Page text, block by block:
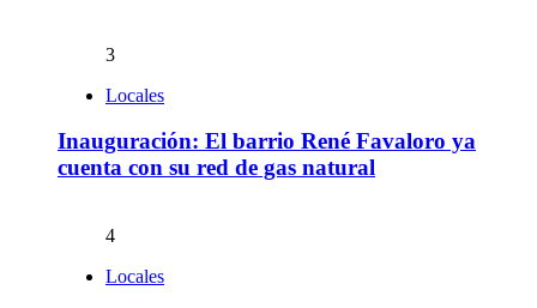
3
Locales
Inauguración: El barrio René Favaloro ya
cuenta con su red de gas natural
4
Locales